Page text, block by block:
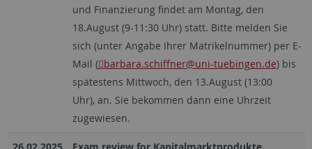
und Finanzierung findet am Montag, den
18.August (9-11:30 Uhr) statt. Bitte melden Sie
sich (unter Angabe Ihrer Matrikelnummer) per E-
Mail ( barbara.schiffner@uni-tuebingen.de) bis
spätestens Mittwoch, den 13.August (13:00
Uhr), an. Sie bekommen dann eine Uhrzeit
zugewiesen.